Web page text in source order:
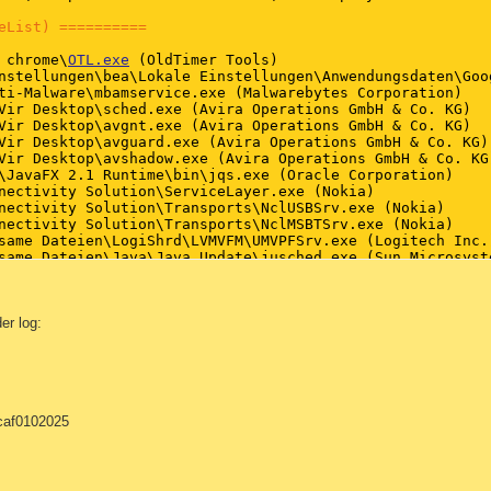
Center\Monitoring]
Center\Monitoring\AhnlabAntiVirus]
Center\Monitoring\McAfeeAntiVirus]
Center\Monitoring\McAfeeFirewall]
Center\Monitoring\PandaAntiVirus]
Center\Monitoring\PandaFirewall]
Center\Monitoring\SophosAntiVirus]
Center\Monitoring\TinyFirewall]
Center\Monitoring\TrendAntiVirus]
==========
OTL.exe (OldTimer Tools)
Malware\mbamservice.exe (Malwarebytes Corporation)
Desktop\sched.exe (Avira Operations GmbH & Co. KG)
Desktop\avgnt.exe (Avira Operations GmbH & Co. KG)
Desktop\avguard.exe (Avira Operations GmbH & Co. KG)
Desktop\avshadow.exe (Avira Operations GmbH & Co.
2.1 Runtime\bin\jqs.exe (Oracle Corporation)
Solution\ServiceLayer.exe (Nokia)
Solution\Transports\NclUSBSrv.exe (Nokia)
Solution\Transports\NclMSBTSrv.exe (Nokia)
Dateien\LogiShrd\LVMVFM\UMVPFSrv.exe (Logitech
Dateien\Java\Java Update\jusched.exe (Sun
()
Corporation\NetworkAccessManager\bin32\nSvcIp.exe ()
()
(Microsoft Corporation)
Living Dinosaurs Trial\trioService.exe ()
Name) ==========
log: